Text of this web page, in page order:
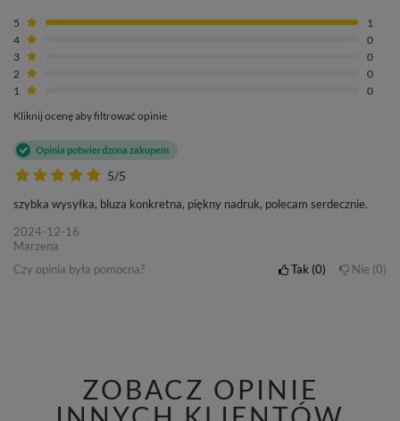
5
1
4
0
3
0
2
0
1
0
Kliknij ocenę aby filtrować opinie
5/5
Opinia potwierdzona zakupem
szybka wysyłka, bluza konkretna, piękny nadruk, polecam serdecznie.
2024-12-16
Marzena
Czy opinia była pomocna?
Tak 0 Nie 0
ZOBACZ OPINIE